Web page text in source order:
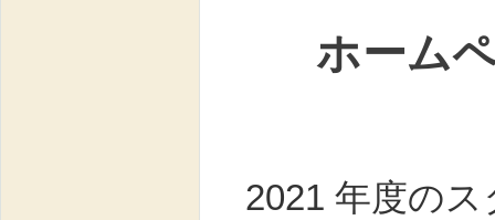
ホーム
2021 年度の